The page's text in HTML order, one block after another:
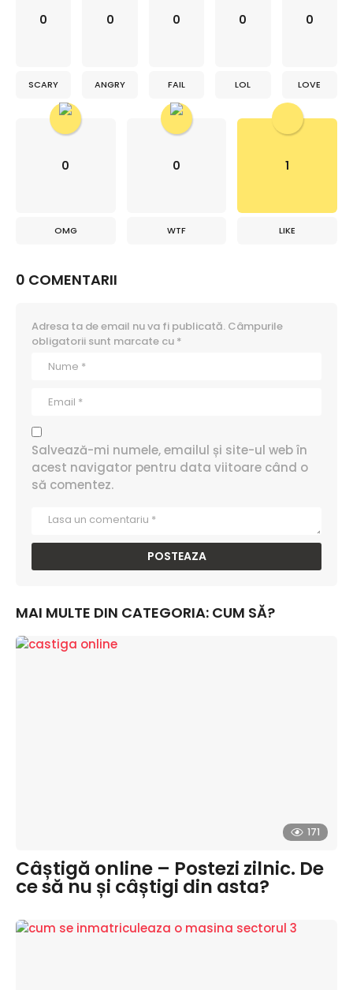
0
SCARY
0
ANGRY
0
FAIL
0
LOL
0
LOVE
0
OMG
0
WTF
1
LIKE
0 COMENTARII
Adresa ta de email nu va fi publicată. Câmpurile
obligatorii sunt marcate cu *
Salvează-mi numele, emailul și site-ul web în
acest navigator pentru data viitoare când o
să comentez.
MAI MULTE DIN CATEGORIA: CUM SĂ?
171
Câștigă online – Postezi zilnic. De
ce să nu și câștigi din asta?